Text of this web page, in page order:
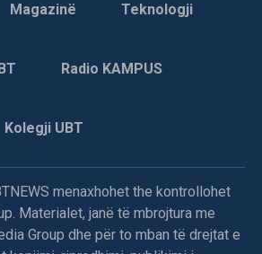
Magazinë Teknologji
Radio KAMPUS
Kolegji UBT
menaxhohet the kontrollohet
Materialet, janë të mbrojtura me
Group dhe për to mban të drejtat e